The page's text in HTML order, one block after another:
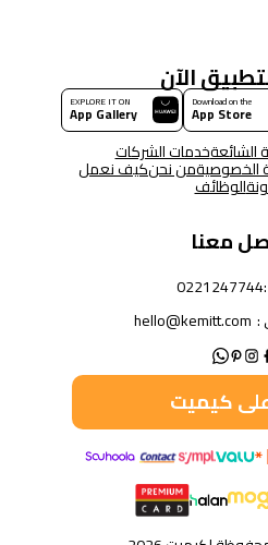
الآن
Download on the
App Store
EXPLORE IT ON
App Gallery
الشائعةخدمات الشركات
الخصوصيةمن نحنكيف نعمل
الوظائف
معنا
0221247744
:
hello@kemitt.com
على كيميت